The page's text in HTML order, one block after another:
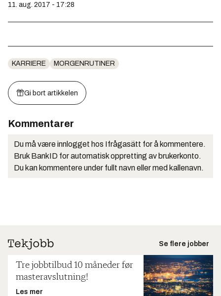
11. aug. 2017 - 17:28
KARRIERE MORGENRUTINER
Gi bort artikkelen
Kommentarer
Du må være innlogget hos Ifrågasätt for å kommentere.
Bruk BankID for automatisk oppretting av brukerkonto.
Du kan kommentere under fullt navn eller med kallenavn.
Se flere jobber
Tre jobbtilbud 10 måneder før
masteravslutning!
Les mer